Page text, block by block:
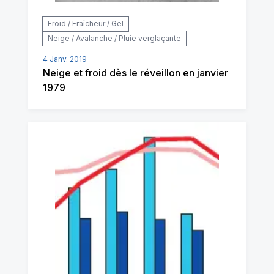
Froid / Fraîcheur / Gel
Neige / Avalanche / Pluie verglaçante
4 Janv. 2019
Neige et froid dès le réveillon en janvier
1979